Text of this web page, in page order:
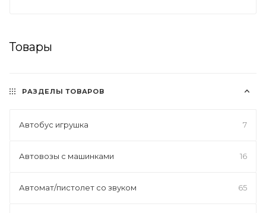
Товары
РАЗДЕЛЫ ТОВАРОВ
Автобус игрушка 7
Автовозы с машинками 16
Автомат/пистолет со звуком 65